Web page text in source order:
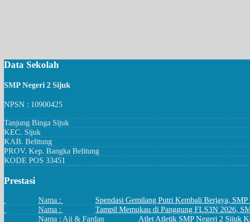
Data Sekolah
SMP Negeri 2 Sijuk
NPSN : 10900425
Tanjung Binga Sijuk
KEC. Sijuk
KAB. Belitung
PROV. Kep. Bangka Belitung
KODE POS 33451
Prestasi
Nama :
Spendasi Gemilang Putri Kembali Berjaya,
Nama :
Tampil Memukau di Panggung FLS3N 2026,
Nama : Aji & Fardan
Atlet Atletik SMP Negeri 2 Sijuk